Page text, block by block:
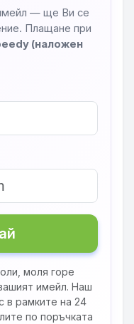
— ще Ви се
Плащане при
(наложен
моля горе
имейл. Наш
в рамките на 24
по поръчката